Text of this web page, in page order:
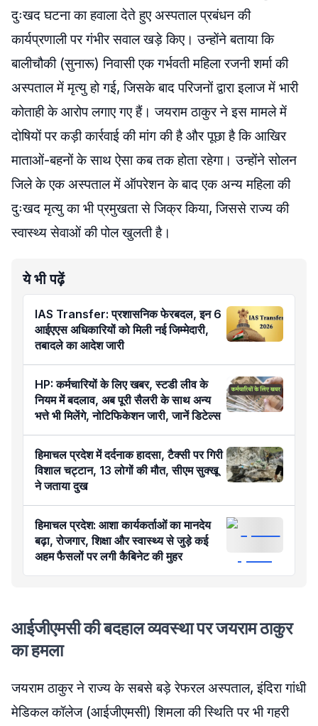
दुःखद घटना का हवाला देते हुए अस्पताल प्रबंधन की
कार्यप्रणाली पर गंभीर सवाल खड़े किए। उन्होंने बताया कि
बालीचौकी (सुनारू) निवासी एक गर्भवती महिला रजनी शर्मा की
अस्पताल में मृत्यु हो गई, जिसके बाद परिजनों द्वारा इलाज में भारी
कोताही के आरोप लगाए गए हैं। जयराम ठाकुर ने इस मामले में
दोषियों पर कड़ी कार्रवाई की मांग की है और पूछा है कि आखिर
माताओं-बहनों के साथ ऐसा कब तक होता रहेगा। उन्होंने सोलन
जिले के एक अस्पताल में ऑपरेशन के बाद एक अन्य महिला की
दुःखद मृत्यु का भी प्रमुखता से जिक्र किया, जिससे राज्य की
स्वास्थ्य सेवाओं की पोल खुलती है।
ये भी पढ़ें
IAS Transfer: प्रशासनिक फेरबदल, इन 6
आईएएस अधिकारियों को मिली नई जिम्मेदारी,
तबादले का आदेश जारी
HP: कर्मचारियों के लिए खबर, स्टडी लीव के
नियम में बदलाव, अब पूरी सैलरी के साथ अन्य
भत्ते भी मिलेंगे, नोटिफिकेशन जारी, जानें डिटेल्स
हिमाचल प्रदेश में दर्दनाक हादसा, टैक्सी पर गिरी
विशाल चट्टान, 13 लोगों की मौत, सीएम सुक्खू
ने जताया दुख
हिमाचल प्रदेश: आशा कार्यकर्ताओं का मानदेय
बढ़ा, रोजगार, शिक्षा और स्वास्थ्य से जुड़े कई
अहम फैसलों पर लगी कैबिनेट की मुहर
आईजीएमसी की बदहाल व्यवस्था पर जयराम ठाकुर
का हमला
जयराम ठाकुर ने राज्य के सबसे बड़े रेफरल अस्पताल, इंदिरा गांधी
मेडिकल कॉलेज (आईजीएमसी) शिमला की स्थिति पर भी गहरी